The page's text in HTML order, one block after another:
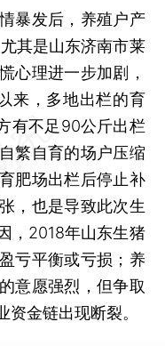
发后，养殖户产
其是山东济南市莱
心理进一步加剧，
来，多地出栏的育
有不足90公斤出栏
繁自育的场户压缩
肥场出栏后停止补
，也是导致此次生
，2018年山东生猪
亏平衡或亏损；养
意愿强烈，但争取
金链出现断裂。